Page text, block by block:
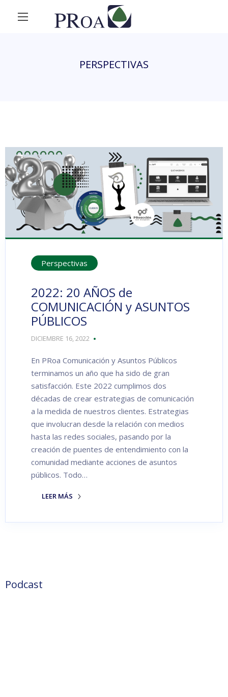
PERSPECTIVAS
Perspectivas
2022: 20 AÑOS de
COMUNICACIÓN y ASUNTOS
PÚBLICOS
DICIEMBRE 16, 2022
En PRoa Comunicación y Asuntos Públicos
terminamos un año que ha sido de gran
satisfacción. Este 2022 cumplimos dos
décadas de crear estrategias de comunicación
a la medida de nuestros clientes. Estrategias
que involucran desde la relación con medios
hasta las redes sociales, pasando por la
creación de puentes de entendimiento con la
comunidad mediante acciones de asuntos
públicos. Todo…
LEER MÁS
Podcast